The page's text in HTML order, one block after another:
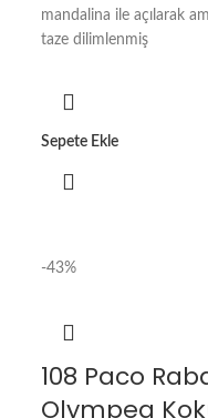
mandalina ile açılarak
taze dilimlenmiş
Sepete Ekle
-43%
108 Paco
Olympea